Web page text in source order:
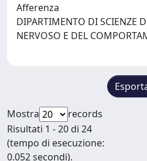
Afferenza
DIPARTIMENTO DI SCIENZE
NERVOSO E DEL
Mostra
records
Risultati 1 - 20 di 24
(tempo di esecuzione:
0.052 secondi).